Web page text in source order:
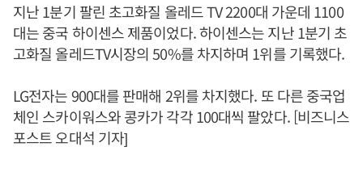
지난 1분기 팔린 초고화질 올레드 TV 2200대 가운데 1100
대는 중국 하이센스 제품이었다. 하이센스는 지난 1분기 초
고화질 올레드TV시장의 50%를 차지하며 1위를 기록했다.
LG전자는 900대를 판매해 2위를 차지했다. 또 다른 중국업
체인 스카이워스와 콩카가 각각 100대씩 팔았다. [비즈니스
포스트 오대석 기자]